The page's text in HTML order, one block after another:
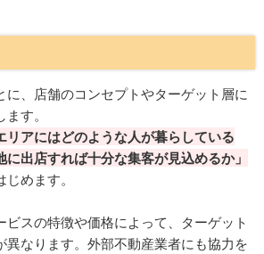
に 、店舗のコンセプトやターゲット層に
す。
リアにはどのような人が暮らしている
に出店すれば十分な集客が見込めるか」
めます。
ビスの特徴や価格によって、ターゲット
異なります。外部不動産業者にも協力を